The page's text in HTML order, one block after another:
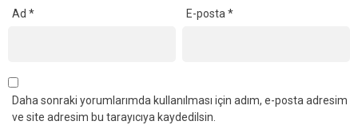
Ad * E-posta*
Daha sonraki yorumlarımda kullanılması için adım, e-posta adresim
ve site adresim bu tarayıcıya kaydedilsin.